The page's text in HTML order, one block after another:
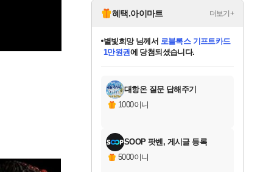
일드 닌텐도 스위치
2 에디션 번들
혜택.아이마트 더보기+
교환.
당첨되셨습니다.
당첨되셨습니다.
당첨되셨습니다.
별빛희망님께서 로블록스 기프트카드
1만원권에 당첨되셨습니다.
당첨되셨습니다.
당첨되셨습니다.
당첨되셨습니다.
당첨되셨습니다.
에디션 (스팀코드)를 교환.
당첨되셨습니다.
대항온 질문 답해주기
1000이니
SOOP 팟벤, 게시글 등록
5000이니